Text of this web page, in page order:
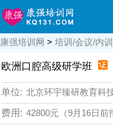
康强培训网 > 培训/会议/内训
欧洲口腔高级研学班
单位: 北京环宇臻研教育科
费用: 42800元（9月16日前